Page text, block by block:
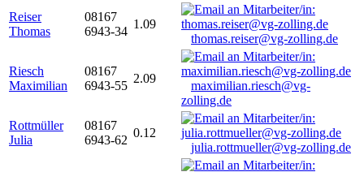
Reiser
Thomas
08167
6943-34
1.09
thomas.reiser@vg-zolling.de
Riesch
Maximilian
08167
6943-55
2.09
maximilian.riesch@vg-
zolling.de
Rottmüller
Julia
08167
6943-62
0.12
julia.rottmueller@vg-zolling.de